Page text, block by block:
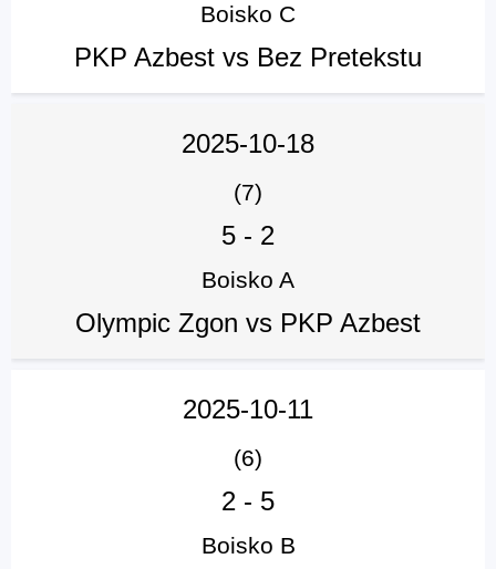
Boisko C
PKP Azbest vs Bez Pretekstu
2025-10-18
(7)
5 - 2
Boisko A
Olympic Zgon vs PKP Azbest
2025-10-11
(6)
2 - 5
Boisko B